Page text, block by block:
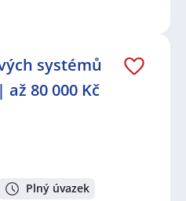
systémů
80 000 Kč
Plný úvazek